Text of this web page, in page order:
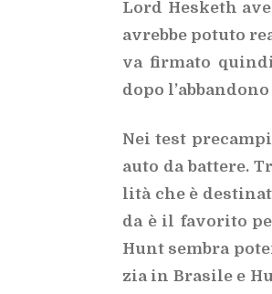
Lord He­ske­th
avreb­be po­tu­to
va fir­ma­to
dopo
Nei test
auto da bat­te­re.
li­tà che è
da è il fa­vo­ri­to
Hunt sem­bra
zia in Bra­si­le e